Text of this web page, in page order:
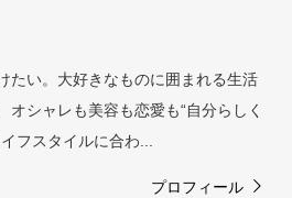
たい。大好きなものに囲まれる生活
オシャレも美容も恋愛も“自分らしく
フスタイルに合わ...
プロフィール